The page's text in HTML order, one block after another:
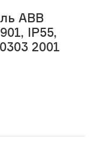
ABB
IP55,
2001